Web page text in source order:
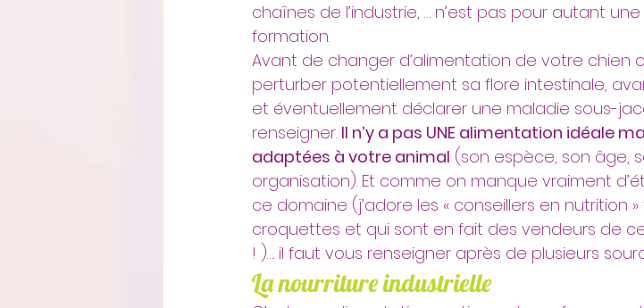
chaînes de l’industrie, … n’est pas pour autant
formation.
Avant de changer d’alimentation de votre chien
perturber potentiellement sa flore intestinale,
et éventuellement déclarer une maladie sous-
renseigner. Il n’y a pas UNE alimentation idéale
adaptées à votre animal (son espèce, son âge,
organisation). Et comme on manque vraiment
ce domaine (j’adore les « conseillers en nutrition
croquettes et qui sont en fait des vendeurs de
! )…. il faut vous renseigner après de plusieurs
La nourriture industrielle